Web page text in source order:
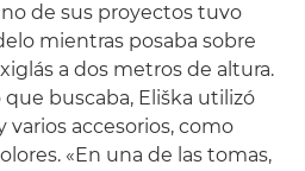
de sus proyectos tuvo
mientras posaba sobre
a dos metros de altura.
que buscaba, Eliška utilizó
varios accesorios, como
«En una de las tomas,